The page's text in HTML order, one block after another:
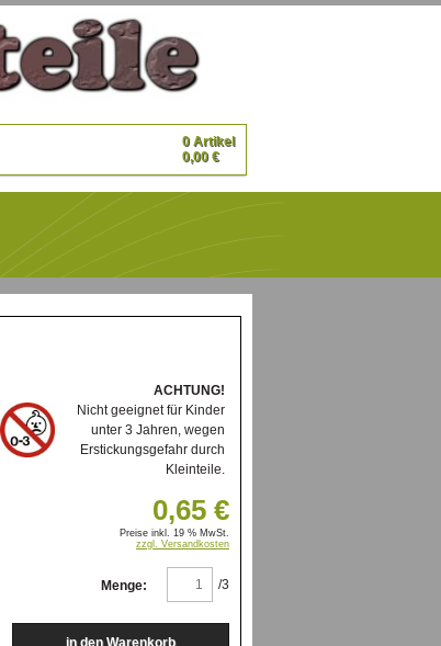
0 Artikel
0,00 €
ACHTUNG!
Nicht geeignet für Kinder
unter 3 Jahren, wegen
Erstickungsgefahr durch
Kleinteile.
0,65 €
Preise inkl. 19 % MwSt.
zzgl. Versandkosten
Menge: /3